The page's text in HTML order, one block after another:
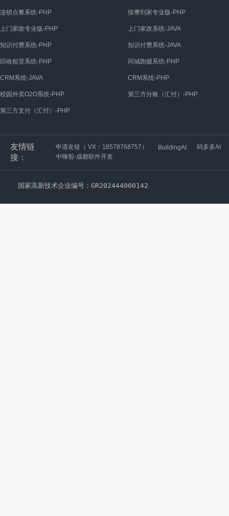
连锁点餐系统-PHP 按摩到家专业版-PHP
上门家政专业版-PHP 上门家政系统-JAVA
知识付费系统-PHP 知识付费系统-JAVA
回收租赁系统-PHP 同城跑腿系统-PHP
CRM系统-JAVA CRM系统-PHP
校园外卖O2O系统-PHP 第三方分账（汇付）-PHP
第三方支付（汇付）-PHP
友情链
接：
申请友链（ VX：18578768757） BuildingAI
码多多AI
中嗨智-成都软件开发
国家高新技术企业编号：GR202444000142